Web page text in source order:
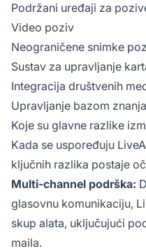
Podržani uređaji za
Video poziv
Neograničene snimke
Sustav za upravljanje
Integracija društvenih
Upravljanje bazom znanja
Koje su glavne razlike
Kada se uspoređuju
ključnih razlika postaje
Multi-channel podrška:
glasovnu komunikaciju,
skup alata, uključujući
maila.